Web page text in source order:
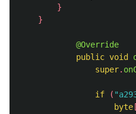
}
}
@Override
public void
super.
if (
byte